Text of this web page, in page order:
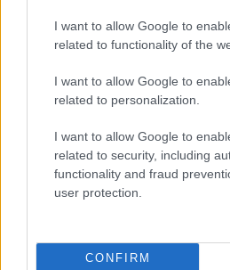
I want to allow Google to
related to functionality of the
I want to allow Google to
related to personalization.
I want to allow Google to
related to security, including
functionality and fraud
user protection.
CONFIRM
szucsadam•2020. január 07.
Az elektromos rollerek
Budapesten meghatározta a
"városkép" témában.
zajlódtak és ...